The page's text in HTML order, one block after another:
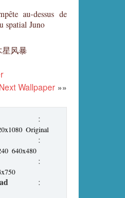
au-dessus de
spatial Juno
星风暴
Next Wallpaper »»
:
Original
:
640x480
:
: